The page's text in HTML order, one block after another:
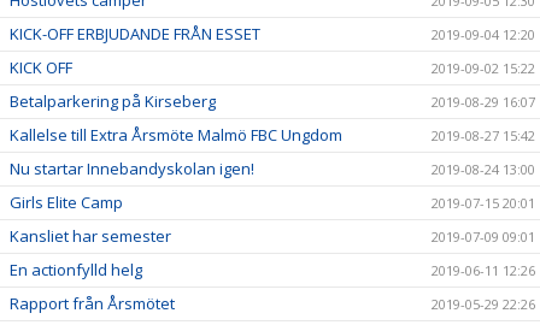
KICK-OFF ERBJUDANDE FRÅN ESSET 2019-09-04 12:20
KICK OFF 2019-09-02 15:22
Betalparkering på Kirseberg 2019-08-29 16:07
Kallelse till Extra Årsmöte Malmö FBC Ungdom 2019-08-27 15:42
Nu startar Innebandyskolan igen! 2019-08-24 13:00
Girls Elite Camp 2019-07-15 20:01
Kansliet har semester 2019-07-09 09:01
En actionfylld helg 2019-06-11 12:26
Rapport från Årsmötet 2019-05-29 22:26